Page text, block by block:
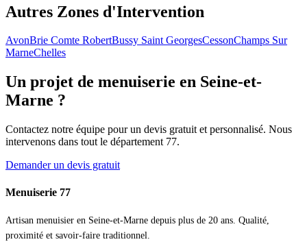
Autres Zones d'Intervention
AvonBrie Comte RobertBussy Saint GeorgesCessonChamps Sur
MarneChelles
Un projet de menuiserie en Seine-et-
Marne ?
Contactez notre équipe pour un devis gratuit et personnalisé. Nous
intervenons dans tout le département 77.
Demander un devis gratuit
Menuiserie 77
Artisan menuisier en Seine-et-Marne depuis plus de 20 ans. Qualité,
proximité et savoir-faire traditionnel.